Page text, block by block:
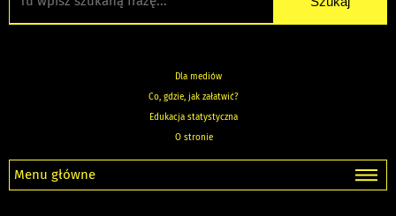
Dla mediów
Co, gdzie, jak załatwić?
Edukacja statystyczna
O stronie
Menu główne